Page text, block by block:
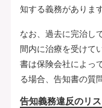
知する義務があります
なお、過去に完治し
間内に治療を受けて
書は保険会社によっ
る場合、告知書の質
告知義務違反のリ